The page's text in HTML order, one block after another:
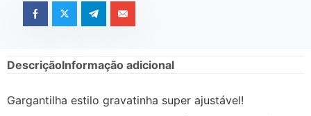
DescriçãoInformação adicional
Gargantilha estilo gravatinha super ajustável!